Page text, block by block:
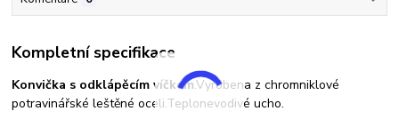
Kompletní specifikace
Konvička s odklápěcím víčkem.Vyrobena z chromniklové
potravinářské leštěné oceli.Teplonevodivé ucho.